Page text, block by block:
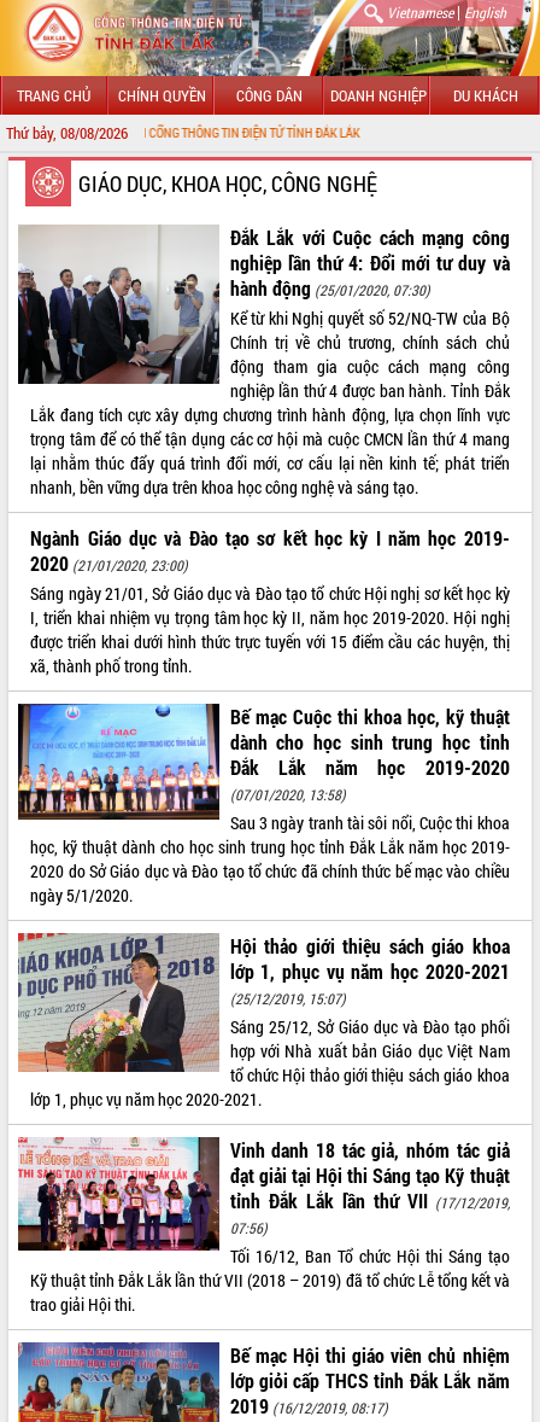
Vietnamese| English
TRANG CHỦ CHÍNH QUYỀN CÔNG DÂN DOANH NGHIỆP DU KHÁCH
Thứ bảy, 08/08/2026
ĐẾN VỚI CỔNG THÔNG TIN ĐIỆN TỬ TỈNH ĐẮK LẮK
GIỚI THIỆU
LÃNH ĐẠO UBND TỈNH
TIN TỨC SỰ KIỆN
SỞ, BAN, NGÀNH
UBND CÁC XÃ, PHƯỜNG
THÔNG TIN CHỈ ĐẠO ĐIỀU HÀNH
HỆ THỐNG VĂN BẢN
ĐIỂM TIN VĂN BẢN
QUY HOẠCH - KẾ HOẠCH
VIDEO
Loading the player...
Khám bệnh, cấp phát thuốc miễn phí
và tặng quà người dân xã Cư Pui
Hội nghị UBND tỉnh Đắk Lắk thường kỳ
tháng 7/2026
Lễ truy tặng danh hiệu “Bà Mẹ Việt
Nam Anh hùng” và trao Huân chương
Lao động
UBND tỉnh Đắk Lắk triển khai nhiệm
vụ 6 tháng cuối năm 2026
ALBUM ẢNH
GIÁO DỤC, KHOA HỌC, CÔNG NGHỆ
Đắk Lắk với Cuộc cách mạng công
nghiệp lần thứ 4: Đổi mới tư duy và
hành động (25/01/2020, 07:30)
Kể từ khi Nghị quyết số 52/NQ-TW của Bộ
Chính trị về chủ trương, chính sách chủ
động tham gia cuộc cách mạng công
nghiệp lần thứ 4 được ban hành. Tỉnh Đắk
Lắk đang tích cực xây dựng chương trình hành động, lựa chọn lĩnh vực
trọng tâm để có thể tận dụng các cơ hội mà cuộc CMCN lần thứ 4 mang
lại nhằm thúc đẩy quá trình đổi mới, cơ cấu lại nền kinh tế; phát triển
nhanh, bền vững dựa trên khoa học công nghệ và sáng tạo.
Ngành Giáo dục và Đào tạo sơ kết học kỳ I năm học 2019-
2020 (21/01/2020, 23:00)
Sáng ngày 21/01, Sở Giáo dục và Đào tạo tổ chức Hội nghị sơ kết học kỳ
I, triển khai nhiệm vụ trọng tâm học kỳ II, năm học 2019-2020. Hội nghị
được triển khai dưới hình thức trực tuyến với 15 điểm cầu các huyện, thị
xã, thành phố trong tỉnh.
Bế mạc Cuộc thi khoa học, kỹ thuật
dành cho học sinh trung học tỉnh
Đắk Lắk năm học 2019-2020
(07/01/2020, 13:58)
Sau 3 ngày tranh tài sôi nổi, Cuộc thi khoa
học, kỹ thuật dành cho học sinh trung học tỉnh Đắk Lắk năm học 2019-
2020 do Sở Giáo dục và Đào tạo tổ chức đã chính thức bế mạc vào chiều
ngày 5/1/2020.
Hội thảo giới thiệu sách giáo khoa
lớp 1, phục vụ năm học 2020-2021
(25/12/2019, 15:07)
Sáng 25/12, Sở Giáo dục và Đào tạo phối
hợp với Nhà xuất bản Giáo dục Việt Nam
tổ chức Hội thảo giới thiệu sách giáo khoa
lớp 1, phục vụ năm học 2020-2021.
Vinh danh 18 tác giả, nhóm tác giả
đạt giải tại Hội thi Sáng tạo Kỹ thuật
tỉnh Đắk Lắk lần thứ VII (17/12/2019,
07:56)
Tối 16/12, Ban Tổ chức Hội thi Sáng tạo
Kỹ thuật tỉnh Đắk Lắk lần thứ VII (2018 – 2019) đã tổ chức Lễ tổng kết và
trao giải Hội thi.
Bế mạc Hội thi giáo viên chủ nhiệm
lớp giỏi cấp THCS tỉnh Đắk Lắk năm
2019 (16/12/2019, 08:17)